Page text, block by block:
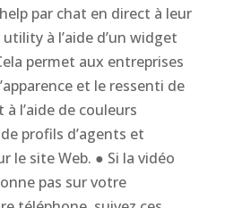
par chat en direct à leur
à l’aide d’un widget
permet aux entreprises
et le ressenti de
l’aide de couleurs
profils d’agents et
le site Web. ● Si la vidéo
pas sur votre